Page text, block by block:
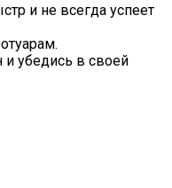
и не всегда успеет
и убедись в своей